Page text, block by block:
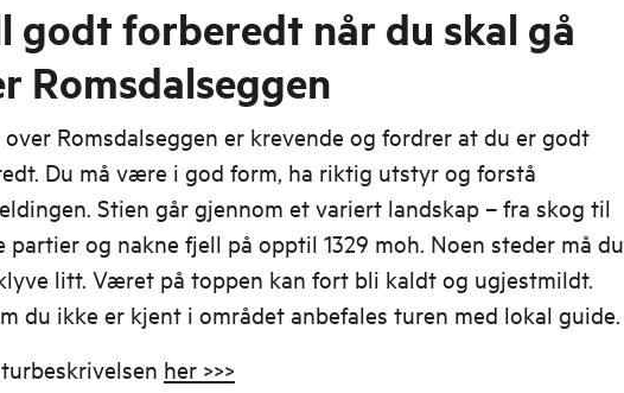
godt forberedt når du skal gå
Romsdalseggen
over Romsdalseggen er krevende og fordrer at du er godt
Du må være i god form, ha riktig utstyr og forstå
Stien går gjennom et variert landskap – fra skog til
partier og nakne fjell på opptil 1329 moh. Noen steder må du
litt. Været på toppen kan fort bli kaldt og ugjestmildt.
du ikke er kjent i området anbefales turen med lokal guide.
her >>>